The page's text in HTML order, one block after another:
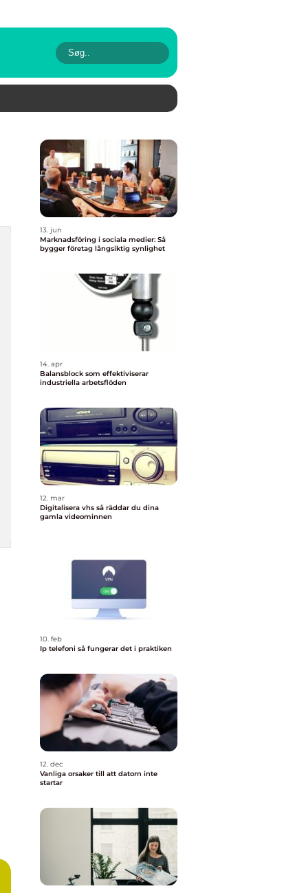
13. jun
Marknadsföring i sociala medier: Så
bygger företag långsiktig synlighet
14. apr
Balansblock som effektiviserar
industriella arbetsflöden
12. mar
Digitalisera vhs så räddar du dina
gamla videominnen
10. feb
Ip telefoni så fungerar det i praktiken
12. dec
Vanliga orsaker till att datorn inte
startar